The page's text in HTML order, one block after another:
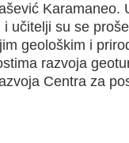
Karamaneo.
učitelji su se
geološkim i
razvoja
Centra za